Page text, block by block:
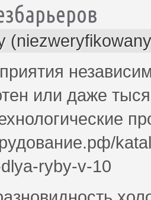
или даже
ryby-v-10